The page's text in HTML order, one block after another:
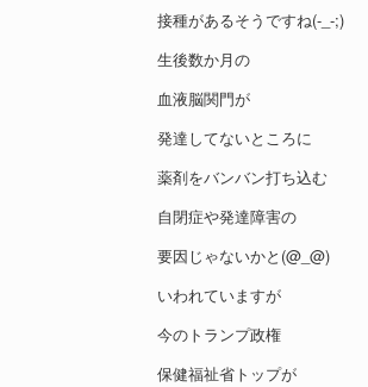
接種があるそうですね(-_-;)
生後数か月の
血液脳関門が
発達してないところに
薬剤をバンバン打ち込む
自閉症や発達障害の
要因じゃないかと(@_@)
いわれていますが
今のトランプ政権
保健福祉省トップが